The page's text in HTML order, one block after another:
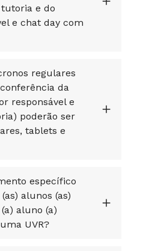
e do
e chat day com
regulares
da
responsável e
poderão ser
tablets e
específico
alunos (as)
aluno (a)
UVR?